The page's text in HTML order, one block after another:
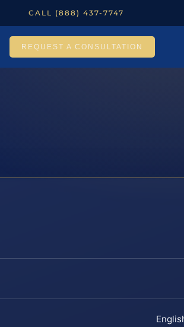
CALL (888) 437-7747
REQUEST A CONSULTATION